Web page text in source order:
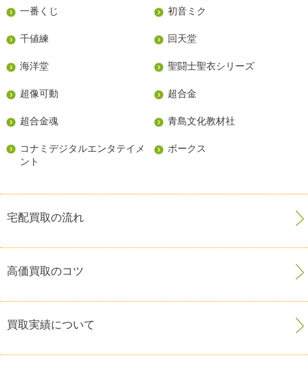
一番くじ 初音ミク
千値練 回天堂
海洋堂 聖闘士聖衣シリーズ
超像可動 超合金
超合金魂 青島文化教材社
コナミデジタルエンタテイメ
ント
ボークス
宅配買取の流れ
高価買取のコツ
買取実績について